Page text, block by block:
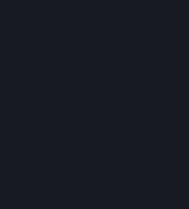
Pengembalian Dana
game di Steam—bukan
gratis. Jika kamu
kamu tidak akan bisa
kamu meminta
sebelum diskon lalu